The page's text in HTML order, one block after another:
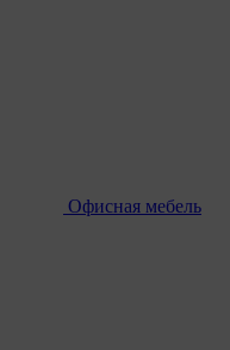
Офисная мебель